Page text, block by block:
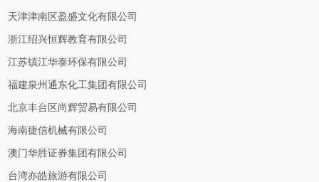
天津津南区盈盛文化有限公司
浙江绍兴恒辉教育有限公司
江苏镇江华泰环保有限公司
福建泉州通东化工集团有限公司
北京丰台区尚辉贸易有限公司
海南捷信机械有限公司
澳门华胜证券集团有限公司
台湾亦皓旅游有限公司